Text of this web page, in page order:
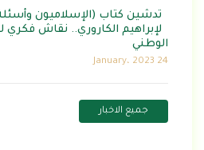
تدشين كتاب (الإسلاميون وأسئلة
لإبراهيم الكاروري.. نقاش فكري
الوطني
24 January، 2023
جميع الاخبار